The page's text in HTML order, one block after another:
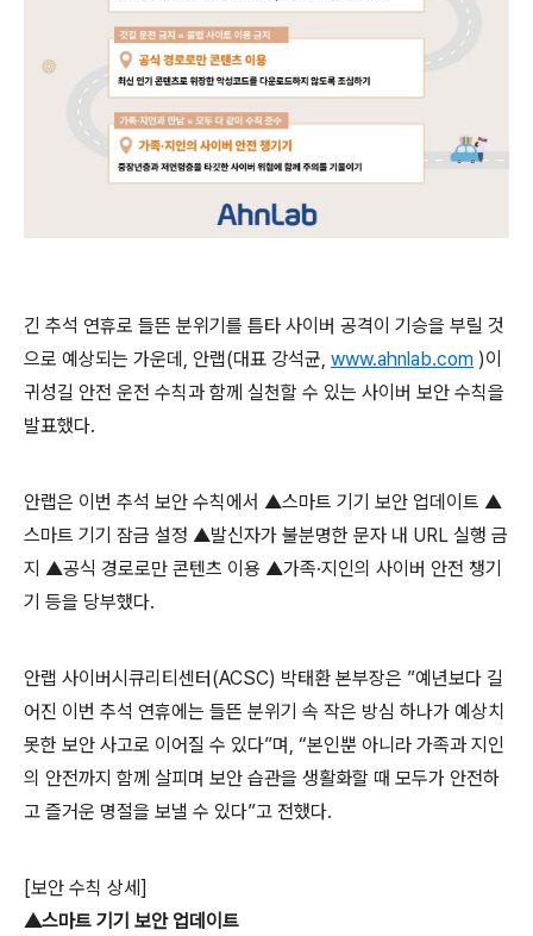
긴 추석 연휴로 들뜬 분위기를 틈타 사이버 공격이 기승을 부릴 것
으로 예상되는 가운데 , 안랩(대표 강석균, www.ahnlab.com )이
귀성길 안전 운전 수칙과 함께 실천할 수 있는 사이버 보안 수칙을
발표했다.
안랩은 이번 추석 보안 수칙에서 ▲스마트 기기 보안 업데이트 ▲
스마트 기기 잠금 설정 ▲발신자가 불분명한 문자 내 URL 실행 금
지 ▲공식 경로로만 콘텐츠 이용 ▲가족·지인의 사이버 안전 챙기
기 등을 당부했다.
안랩 사이버시큐리티센터 (ACSC) 박태환 본부장은 ”예년보다 길
어진 이번 추석 연휴에는 들뜬 분위기 속 작은 방심 하나가 예상치
못한 보안 사고로 이어질 수 있다”며 , “본인뿐 아니라 가족과 지인
의 안전까지 함께 살피며 보안 습관을 생활화할 때 모두가 안전하
고 즐거운 명절을 보낼 수 있다”고 전했다.
[보안 수칙 상세 ]
▲스마트 기기 보안 업데이트